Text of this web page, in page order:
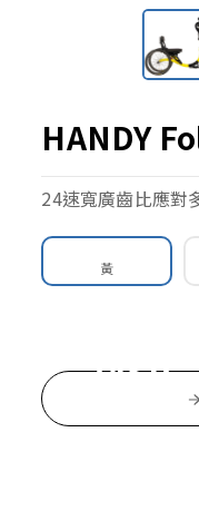
HANDY
24速寬廣齒比應對
黃
24SP